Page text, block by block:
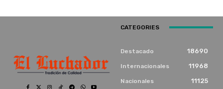
CATEGORIES
Destacado 18690
Internacionales 11968
Nacionales 11125